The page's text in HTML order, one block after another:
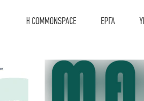
Η COMMONSPACE ΕΡΓΑ